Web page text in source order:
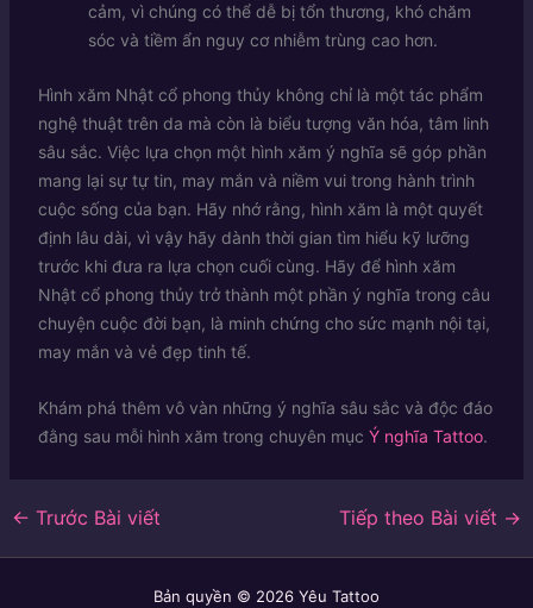
cảm, vì chúng có thể dễ bị tổn thương, khó chăm
sóc và tiềm ẩn nguy cơ nhiễm trùng cao hơn.
Hình xăm Nhật cổ phong thủy không chỉ là một tác phẩm
nghệ thuật trên da mà còn là biểu tượng văn hóa, tâm linh
sâu sắc. Việc lựa chọn một hình xăm ý nghĩa sẽ góp phần
mang lại sự tự tin, may mắn và niềm vui trong hành trình
cuộc sống của bạn. Hãy nhớ rằng, hình xăm là một quyết
định lâu dài, vì vậy hãy dành thời gian tìm hiểu kỹ lưỡng
trước khi đưa ra lựa chọn cuối cùng. Hãy để hình xăm
Nhật cổ phong thủy trở thành một phần ý nghĩa trong câu
chuyện cuộc đời bạn, là minh chứng cho sức mạnh nội tại,
may mắn và vẻ đẹp tinh tế.
Khám phá thêm vô vàn những ý nghĩa sâu sắc và độc đáo
đằng sau mỗi hình xăm trong chuyên mục Ý nghĩa Tattoo.
← Trước Bài viết Tiếp theo Bài viết →
Bản quyền © 2026 Yêu Tattoo